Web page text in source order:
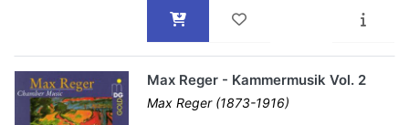
Max Reger - Kammermusik Vol. 2
Max Reger (1873-1916)